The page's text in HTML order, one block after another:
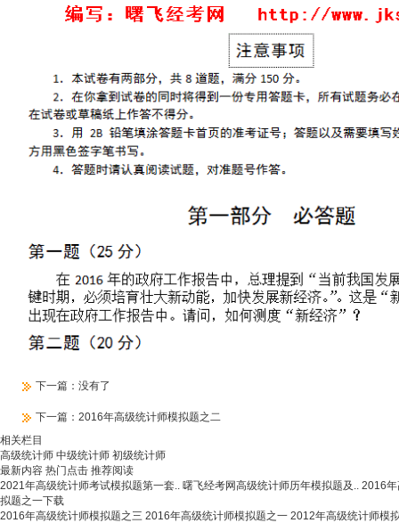
下一篇：没有了
下一篇： 2016年高级统计师模拟题之二
相关栏目
高级统计师 中级统计师 初级统计师
最新内容 热门点击 推荐阅读
2021年高级统计师考试模拟题第一套.. 曙飞经考网高级统计师历年模拟题及.. 2016年
拟题之一下载
2016年高级统计师模拟题之三 2016年高级统计师模拟题之一 2012年高级统计师模